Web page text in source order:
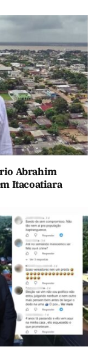
Abrahim
Itacoatiara